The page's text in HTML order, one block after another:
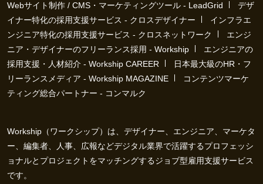
Webサイト制作 / CMS・マーケティングツール - LeadGrid
デザ
イナー特化の採用支援サービス - クロスデザイナー
インフラエ
ンジニア特化の採用支援サービス - クロスネットワーク
エンジ
ニア・デザイナーのフリーランス採用 - Workship
エンジニアの
採用支援・人材紹介 - Workship CAREER
日本最大級のHR・フ
リーランスメディア - Workship MAGAZINE
コンテンツマーケ
ティング総合パートナー - コンマルク
Workship（ワークシップ）は、デザイナー、エンジニア、マーケタ
ー、編集者、人事、広報などデジタル業界で活躍するプロフェッシ
ョナルとプロジェクトをマッチングするジョブ型雇用支援サービス
です。